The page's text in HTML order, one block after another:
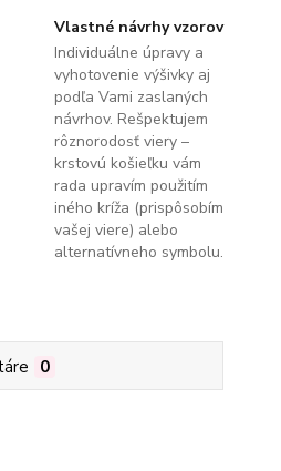
Vlastné návrhy vzorov
Individuálne úpravy a
vyhotovenie výšivky aj
podľa Vami zaslaných
návrhov. Rešpektujem
rôznorodosť viery –
krstovú košieľku vám
rada upravím použitím
iného kríža (prispôsobím
vašej viere) alebo
alternatívneho symbolu.
0